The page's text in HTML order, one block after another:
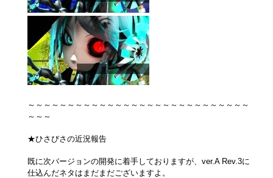
～～～～～～～～～～～～～～～～～～～～～～～～～～～～
～～～
★ひさびさの近況報告
既に次バージョンの開発に着手しておりますが、ver.A Rev.3に
仕込んだネタはまだまだございますよ。